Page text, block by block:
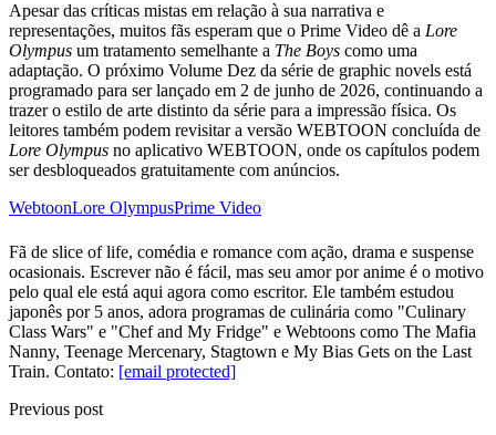
Apesar das críticas mistas em relação à sua narrativa e
representações, muitos fãs esperam que o Prime Video dê a Lore
Olympus um tratamento semelhante a The Boys como uma
adaptação. O próximo Volume Dez da série de graphic novels está
programado para ser lançado em 2 de junho de 2026, continuando a
trazer o estilo de arte distinto da série para a impressão física. Os
leitores também podem revisitar a versão WEBTOON concluída de
Lore Olympus no aplicativo WEBTOON, onde os capítulos podem
ser desbloqueados gratuitamente com anúncios.
WebtoonLore OlympusPrime Video
Fã de slice of life, comédia e romance com ação, drama e suspense
ocasionais. Escrever não é fácil, mas seu amor por anime é o motivo
pelo qual ele está aqui agora como escritor. Ele também estudou
japonês por 5 anos, adora programas de culinária como "Culinary
Class Wars" e "Chef and My Fridge" e Webtoons como The Mafia
Nanny, Teenage Mercenary, Stagtown e My Bias Gets on the Last
Train. Contato: [email protected]
Previous post